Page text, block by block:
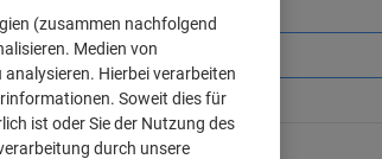
exkl. USt
1,69 €
1,59 € -5%
1,49 € -11%
(zusammen nachfolgend
Medien von
Hierbei verarbeiten
Soweit dies für
ist oder Sie der Nutzung des
durch unsere